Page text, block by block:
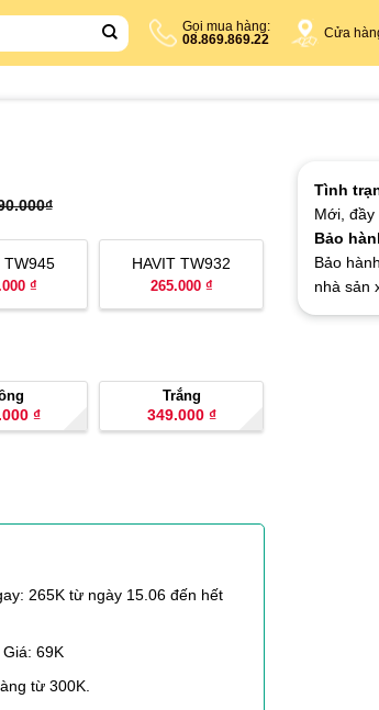
Gọi mua hàng:
08.869.869.22
Cửa
₫
₫
Trắng
349.000 ₫
TW945
₫
HAVIT TW932
265.000 ₫
265K từ ngày 15.06 đến hết
69K
từ 300K.
Tình
Mới, đầy
Bảo
Bảo
nhà sản